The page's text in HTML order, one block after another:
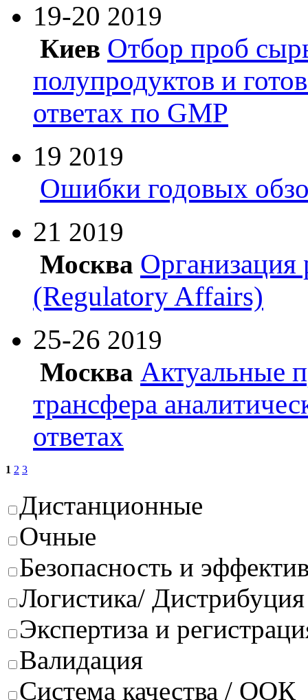
19-20 2019
Киев Отбор проб
полупродуктов и
ответах по GMP
19 2019
Ошибки годовых
21 2019
Москва Организация
(Regulatory Affairs)
25-26 2019
Москва Актуальные
трансфера
ответах
1 2 3
Дистанционные
Очные
Безопасность и
Логистика/
Экспертиза и
Валидация
Система качества / ООК